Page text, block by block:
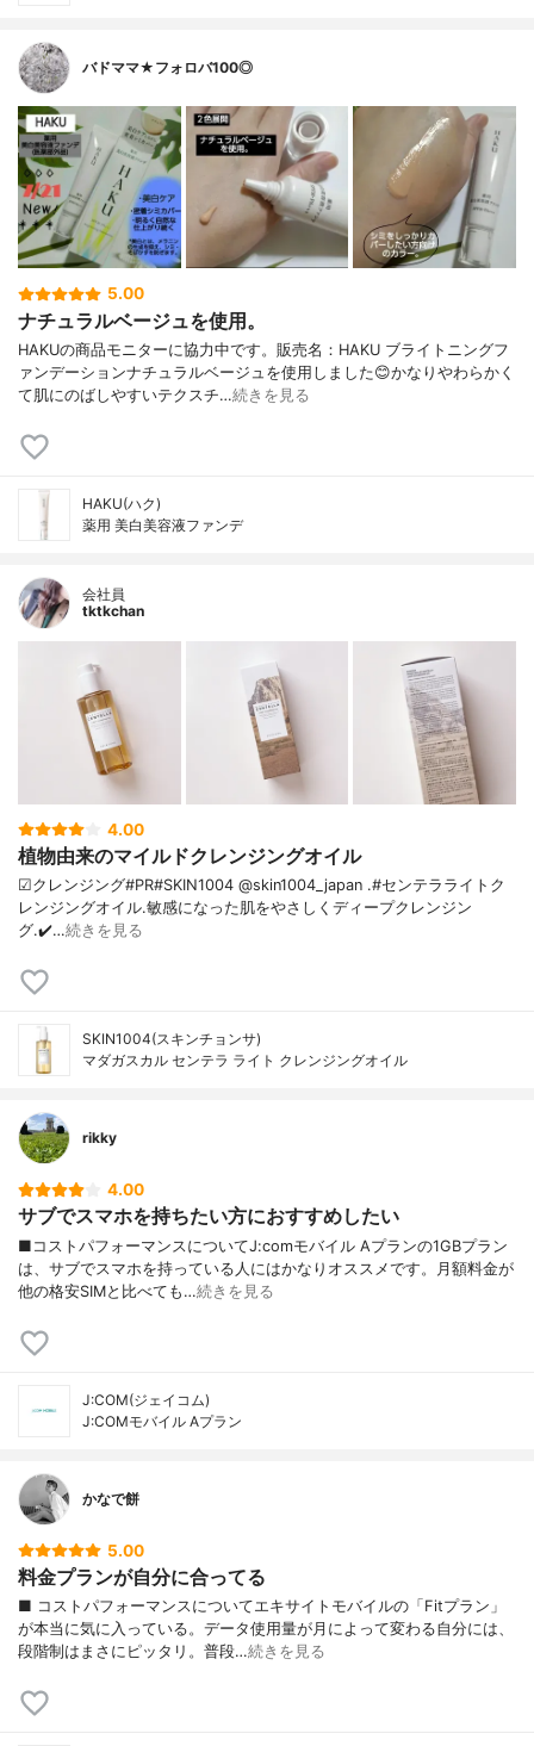
バドママ★フォロバ100◎
5.00
ナチュラルベージュを使用。
HAKUの商品モニターに協力中です。販売名：HAKU ブライトニングフ
ァンデーションナチュラルベージュを使用しました😊かなりやわらかく
て肌にのばしやすいテクスチ…続きを見る
HAKU(ハク)
薬用 美白美容液ファンデ
会社員
tktkchan
4.00
植物由来のマイルドクレンジングオイル
☑クレンジング#PR#SKIN1004 @skin1004_japan .#センテラライトク
レンジングオイル.敏感になった肌をやさしくディープクレンジン
グ.✔️…続きを見る
SKIN1004(スキンチョンサ)
マダガスカル センテラ ライト クレンジングオイル
rikky
4.00
サブでスマホを持ちたい方におすすめしたい
■コストパフォーマンスについてJ:comモバイル Aプランの1GBプラン
は、サブでスマホを持っている人にはかなりオススメです。月額料金が
他の格安SIMと比べても…続きを見る
J:COM(ジェイコム)
J:COMモバイル Aプラン
かなで餅
5.00
料金プランが自分に合ってる
■ コストパフォーマンスについてエキサイトモバイルの「Fitプラン」
が本当に気に入っている。データ使用量が月によって変わる自分には、
段階制はまさにピッタリ。普段…続きを見る